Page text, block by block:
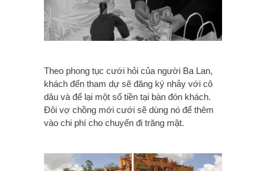
Theo phong tục cưới hỏi của người Ba Lan,
khách đến tham dự sẽ đăng ký nhảy với cô
dâu và để lại một số tiền tại bàn đón khách.
Đôi vợ chồng mới cưới sẽ dùng nó để thêm
vào chi phí cho chuyến đi trăng mật.